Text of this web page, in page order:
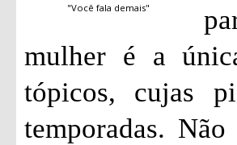
"Você fala demais"
mulher é a
tópicos, cujas
temporadas.